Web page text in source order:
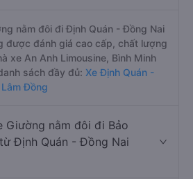
nằm đôi đi Định Quán - Đồng Nai
được đánh giá cao cấp, chất lượng
xe An Anh Limousine, Bình Minh
sách đầy đủ: Xe Định Quán -
Đồng
Giường nằm đôi đi Bảo
Định Quán - Đồng Nai